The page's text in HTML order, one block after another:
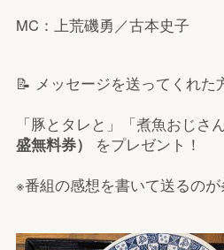
MC：上荒磯勇／古本史子
📝 メッセージを送ってくれた
「豚とタレと」「煮魚おじさ
盛無料券）
をプレゼント！
※番組の感想を書いて送るのが